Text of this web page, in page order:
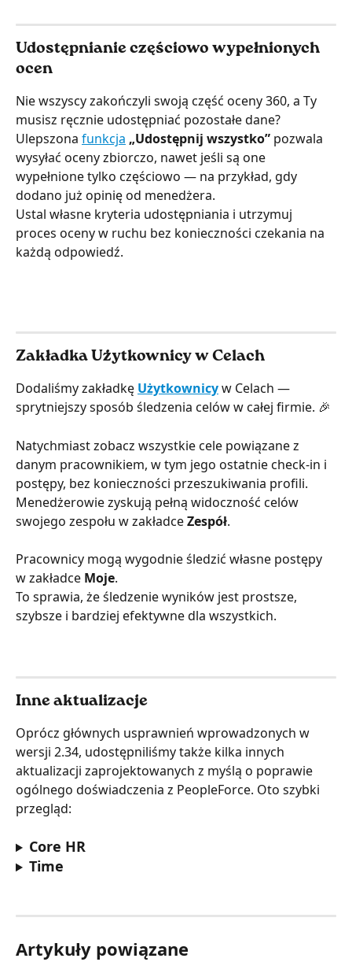
Udostępnianie częściowo wypełnionych
ocen
Nie wszyscy zakończyli swoją część oceny 360, a Ty
musisz ręcznie udostępniać pozostałe dane?
Ulepszona funkcja „Udostępnij wszystko” pozwala
wysyłać oceny zbiorczo, nawet jeśli są one
wypełnione tylko częściowo — na przykład, gdy
dodano już opinię od menedżera.
Ustal własne kryteria udostępniania i utrzymuj
proces oceny w ruchu bez konieczności czekania na
każdą odpowiedź.
Zakładka Użytkownicy w Celach
Dodaliśmy zakładkę Użytkownicy w Celach —
sprytniejszy sposób śledzenia celów w całej firmie. 🎉
Natychmiast zobacz wszystkie cele powiązane z
danym pracownikiem, w tym jego ostatnie check-in i
postępy, bez konieczności przeszukiwania profili.
Menedżerowie zyskują pełną widoczność celów
swojego zespołu w zakładce Zespół.
Pracownicy mogą wygodnie śledzić własne postępy
w zakładce Moje.
To sprawia, że śledzenie wyników jest prostsze,
szybsze i bardziej efektywne dla wszystkich.
Inne aktualizacje
Oprócz głównych usprawnień wprowadzonych w
wersji 2.34, udostępniliśmy także kilka innych
aktualizacji zaprojektowanych z myślą o poprawie
ogólnego doświadczenia z PeopleForce. Oto szybki
przegląd:
Core HR
Time
Artykuły powiązane